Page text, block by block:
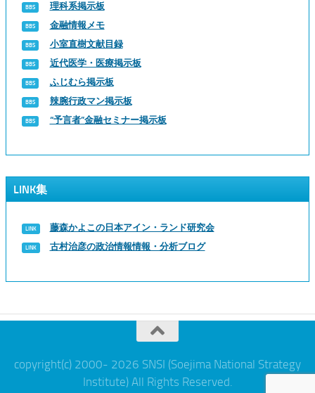
理科系掲示板
金融情報メモ
小室直樹文献目録
近代医学・医療掲示板
ふじむら掲示板
辣腕行政マン掲示板
“予言者”金融セミナー掲示板
LINK集
藤森かよこの日本アイン・ランド研究会
古村治彦の政治情報情報・分析ブログ
copyright(c) 2000- 2026 SNSI (Soejima National Strategy
Institute) All Rights Reserved.